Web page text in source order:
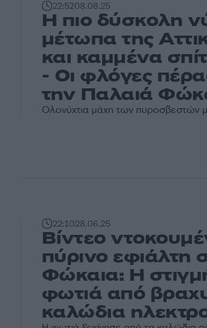
22:5208.08.25
Η πιο δύσκολη
μέτωπα της
και καμμένα
- Οι φλόγες
την Παλαιά
Ολονύχτια μάχη των πυροσβεστών
22:1028.06.25
Βίντεο
πύρινο εφιάλτη
Φώκαια: Η
φωτιά από
καλώδια